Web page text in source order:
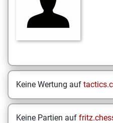
Keine Wertung auf
Keine Partien auf